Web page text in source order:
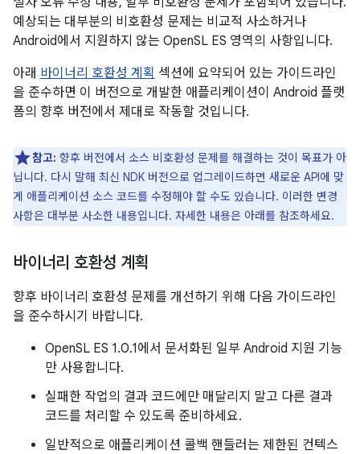
예상되는 대부분의 비호환성 문제는 비교적 사소하거나
Android에서 지원하지 않는 OpenSL ES 영역의 사항입니다.
아래 바이너리 호환성 계획 섹션에 요약되어 있는 가이드라인
을 준수하면 이 버전으로 개발한 애플리케이션이 Android 플랫
폼의 향후 버전에서 제대로 작동할 것입니다.
참고: 향후 버전에서 소스 비호환성 문제를 해결하는 것이 목표가 아
닙니다. 다시 말해 최신 NDK 버전으로 업그레이드하면 새로운 API에 맞
게 애플리케이션 소스 코드를 수정해야 할 수도 있습니다. 이러한 변경
사항은 대부분 사소한 내용입니다. 자세한 내용은 아래를 참조하세요.
바이너리 호환성 계획
향후 바이너리 호환성 문제를 개선하기 위해 다음 가이드라인
을 준수하시기 바랍니다.
OpenSL ES 1.0.1에서 문서화된 일부 Android 지원 기능
만 사용합니다.
실패한 작업의 결과 코드에만 매달리지 말고 다른 결과
코드를 처리할 수 있도록 준비하세요.
일반적으로 애플리케이션 콜백 핸들러는 제한된 컨텍스